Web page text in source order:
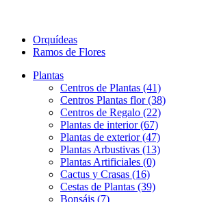
Orquídeas
Ramos de Flores
Plantas
Centros de Plantas (41)
Centros Plantas flor (38)
Centros de Regalo (22)
Plantas de interior (67)
Plantas de exterior (47)
Plantas Arbustivas (13)
Plantas Artificiales (0)
Cactus y Crasas (16)
Cestas de Plantas (39)
Bonsáis (7)